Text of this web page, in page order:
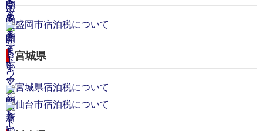
盛岡市宿泊税について
宮城県
宮城県宿泊税について
仙台市宿泊税について